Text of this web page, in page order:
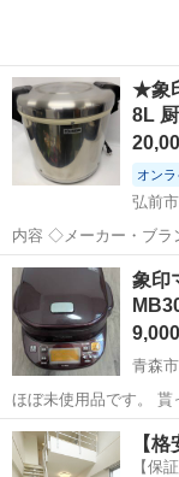
★象
8L
オン
弘前市
内容 ◇メーカー・ブランド 象印 ◇品名 電子ジャー ◇型番 THS-C80A
◇詳細 動作確認済みです。 現金でのお支払いも可能です
青森 弘前市 キ
象印
青森市
ほぼ未使用品です。 貰ったのに使い方がわからず面倒でそのままにし
ていました。
青森 青森市 キ
【
【保